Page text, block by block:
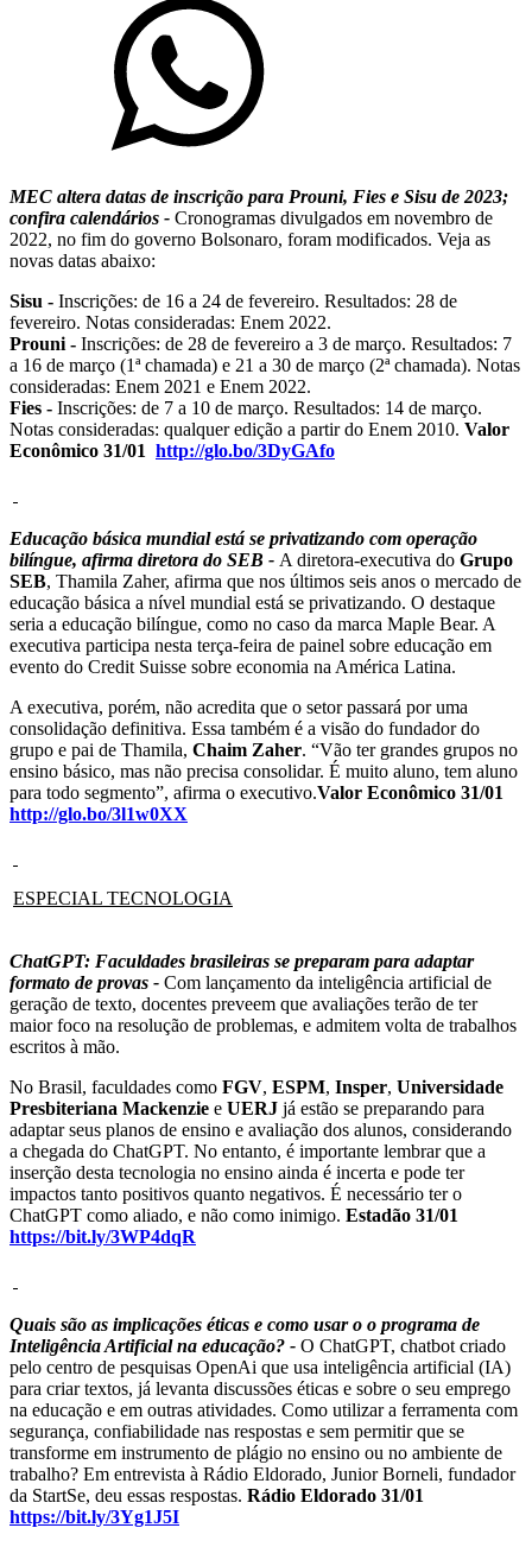
MEC altera datas de inscrição para Prouni, Fies e Sisu de 2023;
confira calendários - Cronogramas divulgados em novembro de
2022, no fim do governo Bolsonaro, foram modificados. Veja as
novas datas abaixo:
Sisu - Inscrições: de 16 a 24 de fevereiro. Resultados: 28 de
fevereiro. Notas consideradas: Enem 2022.
Prouni - Inscrições: de 28 de fevereiro a 3 de março. Resultados: 7
a 16 de março (1ª chamada) e 21 a 30 de março (2ª chamada). Notas
consideradas: Enem 2021 e Enem 2022.
Fies - Inscrições: de 7 a 10 de março. Resultados: 14 de março.
Notas consideradas: qualquer edição a partir do Enem 2010. Valor
Econômico 31/01 http://glo.bo/3DyGAfo
Educação básica mundial está se privatizando com operação
bilíngue, afirma diretora do SEB - A diretora-executiva do Grupo
SEB, Thamila Zaher, afirma que nos últimos seis anos o mercado de
educação básica a nível mundial está se privatizando. O destaque
seria a educação bilíngue, como no caso da marca Maple Bear. A
executiva participa nesta terça-feira de painel sobre educação em
evento do Credit Suisse sobre economia na América Latina.
A executiva, porém, não acredita que o setor passará por uma
consolidação definitiva. Essa também é a visão do fundador do
grupo e pai de Thamila, Chaim Zaher. “Vão ter grandes grupos no
ensino básico, mas não precisa consolidar. É muito aluno, tem aluno
para todo segmento”, afirma o executivo.Valor Econômico 31/01
http://glo.bo/3l1w0XX
ESPECIAL TECNOLOGIA
ChatGPT: Faculdades brasileiras se preparam para adaptar
formato de provas - Com lançamento da inteligência artificial de
geração de texto, docentes preveem que avaliações terão de ter
maior foco na resolução de problemas, e admitem volta de trabalhos
escritos à mão.
No Brasil, faculdades como FGV, ESPM, Insper, Universidade
Presbiteriana Mackenzie e UERJ já estão se preparando para
adaptar seus planos de ensino e avaliação dos alunos, considerando
a chegada do ChatGPT. No entanto, é importante lembrar que a
inserção desta tecnologia no ensino ainda é incerta e pode ter
impactos tanto positivos quanto negativos. É necessário ter o
ChatGPT como aliado, e não como inimigo. Estadão 31/01
https://bit.ly/3WP4dqR
Quais são as implicações éticas e como usar o o programa de
Inteligência Artificial na educação? - O ChatGPT, chatbot criado
pelo centro de pesquisas OpenAi que usa inteligência artificial (IA)
para criar textos, já levanta discussões éticas e sobre o seu emprego
na educação e em outras atividades. Como utilizar a ferramenta com
segurança, confiabilidade nas respostas e sem permitir que se
transforme em instrumento de plágio no ensino ou no ambiente de
trabalho? Em entrevista à Rádio Eldorado, Junior Borneli, fundador
da StartSe, deu essas respostas. Rádio Eldorado 31/01
https://bit.ly/3Yg1J5I